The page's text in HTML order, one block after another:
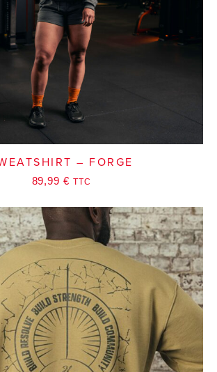
– FORGE
89,99 € TTC